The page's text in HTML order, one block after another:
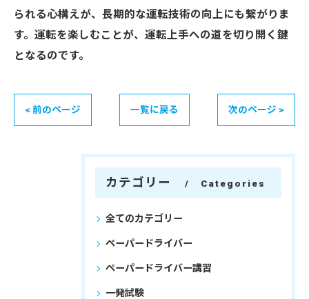
られる心構えが、長期的な運転技術の向上にも繋がりま
す。運転を楽しむことが、運転上手への道を切り開く鍵
となるのです。
< 前のページ 一覧に戻る 次のページ >
カテゴリー Categories
全てのカテゴリー
ペーパードライバー
ペーパードライバー講習
一発試験